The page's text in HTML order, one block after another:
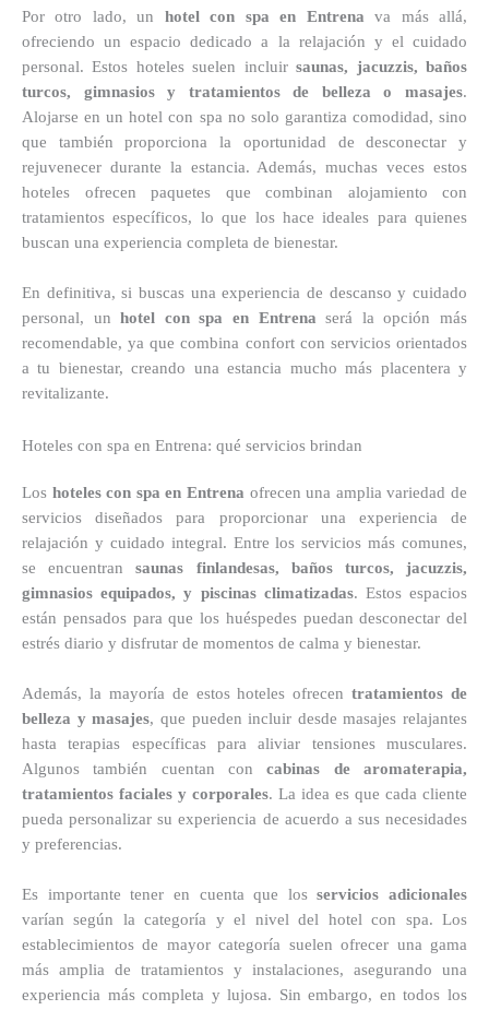
Por otro lado, un hotel con spa en Entrena va más allá,
ofreciendo un espacio dedicado a la relajación y el cuidado
personal. Estos hoteles suelen incluirsaunas, jacuzzis, baños
turcos, gimnasios y tratamientos de belleza o masajes.
Alojarse en un hotel con spa no solo garantiza comodidad, sino
que también proporciona la oportunidad de desconectar y
rejuvenecer durante la estancia. Además, muchas veces estos
hoteles ofrecen paquetes que combinan alojamiento con
tratamientos específicos, lo que los hace ideales para quienes
buscan una experiencia completa de bienestar.
En definitiva, si buscas una experiencia de descanso y cuidado
personal, unhotel con spa en Entrena será la opción más
recomendable, ya que combina confort con servicios orientados
a tu bienestar, creando una estancia mucho más placentera y
revitalizante.
Hoteles con spa en Entrena: qué servicios brindan
Los hoteles con spa en Entrena ofrecen una amplia variedad de
servicios diseñados para proporcionar una experiencia de
relajación y cuidado integral. Entre los servicios más comunes,
se encuentransaunas finlandesas, baños turcos, jacuzzis,
gimnasios equipados, y piscinas climatizadas. Estos espacios
están pensados para que los huéspedes puedan desconectar del
estrés diario y disfrutar de momentos de calma y bienestar.
Además, la mayoría de estos hoteles ofrecentratamientos de
belleza y masajes, que pueden incluir desde masajes relajantes
hasta terapias específicas para aliviar tensiones musculares.
Algunos también cuentan concabinas de aromaterapia,
tratamientos faciales y corporales. La idea es que cada cliente
pueda personalizar su experiencia de acuerdo a sus necesidades
y preferencias.
Es importante tener en cuenta que losservicios adicionales
varían según la categoría y el nivel del hotel con spa. Los
establecimientos de mayor categoría suelen ofrecer una gama
más amplia de tratamientos y instalaciones, asegurando una
experiencia más completa y lujosa. Sin embargo, en todos los